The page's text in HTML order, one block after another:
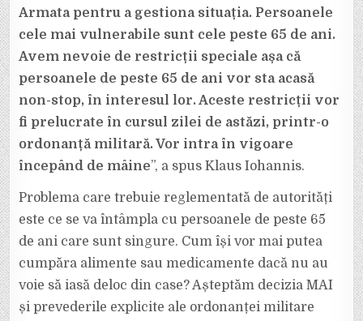
NU
VOM
MAI
AVEA
DIN
CASĂ
DECÂT
PÂNĂ
LA
SERVICIU
MAGAZIN.
Armata pentru a gestiona situația. Persoanele
cele mai vulnerabile sunt cele peste 65 de ani.
Avem nevoie de restricții speciale așa că
persoanele de peste 65 de ani vor sta acasă
non-stop, în interesul lor. Aceste restricții vor
fi prelucrate în cursul zilei de astăzi, printr-o
ordonanță militară. Vor intra în vigoare
începând de mâine”, a spus Klaus Iohannis.
Problema care trebuie reglementată de autorități
este ce se va întâmpla cu persoanele de peste 65
de ani care sunt singure. Cum își vor mai putea
cumpăra alimente sau medicamente dacă nu au
voie să iasă deloc din case? Așteptăm decizia MAI
și prevederile explicite ale ordonanței militare